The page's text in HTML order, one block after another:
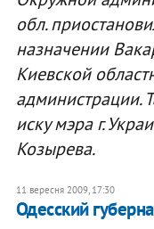
обл.
назначении
Киевской
администрации.
иску мэра г.
Козырева.
11 вересня 2009, 17:30
Одесский